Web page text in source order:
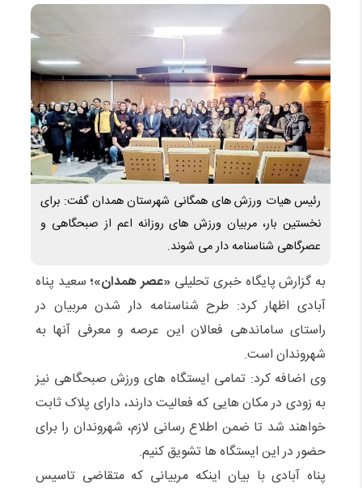
رئیس هیات ورزش های همگانی شهرستان همدان گفت: برای
نخستین بار، مربیان ورزش های روزانه اعم از صبحگاهی و
عصرگاهی شناسنامه دار می شوند.
به گزارش پایگاه خبری تحلیلی «عصر همدان»؛ سعید پناه
آبادی اظهار کرد: طرح شناسنامه دار شدن مربیان در
راستای ساماندهی فعالان این عرصه و معرفی آنها به
شهروندان است.
وی اضافه کرد: تمامی ایستگاه های ورزش صبحگاهی نیز
به زودی در مکان هایی که فعالیت دارند، دارای پلاک ثابت
خواهند شد تا ضمن اطلاع رسانی لازم، شهروندان را برای
حضور در این ایستگاه ها تشویق کنیم.
پناه آبادی با بیان اینکه مربیانی که متقاضی تاسیس